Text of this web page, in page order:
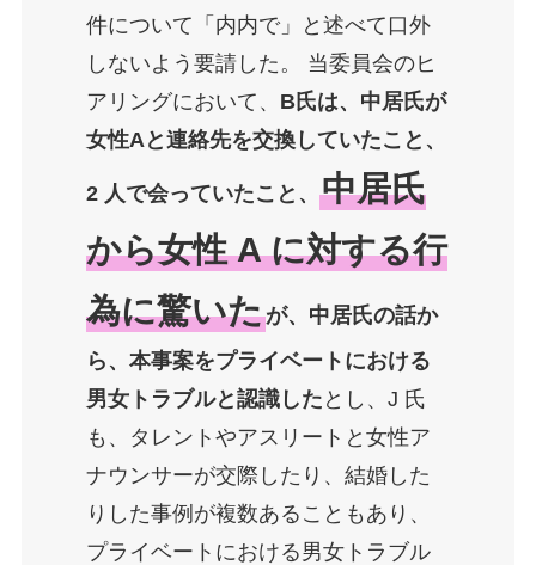
件について「内内で」と述べて口外
しないよう要請した。 当委員会のヒ
アリングにおいて、 B氏は、中居氏が
女性Aと連絡先を交換していたこと、
2 人で会っていたこと、 中居氏
から女性 A に対する行
為に驚いたが、中居氏の話か
ら、本事案をプライベートにおける
男女トラブルと認識した とし、J 氏
も、タレントやアスリートと女性ア
ナウンサーが交際したり、結婚した
りした事例が複数あることもあり、
プライベートにおける男女トラブル